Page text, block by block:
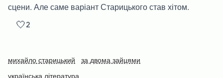
сцени. Але саме варіант Старицького став хітом.
🤍2
михайло старицький
за двома зайцями
українська література